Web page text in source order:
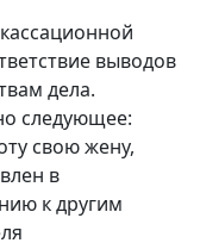
выводов
дела.
следующее:
свою жену,
в
к другим